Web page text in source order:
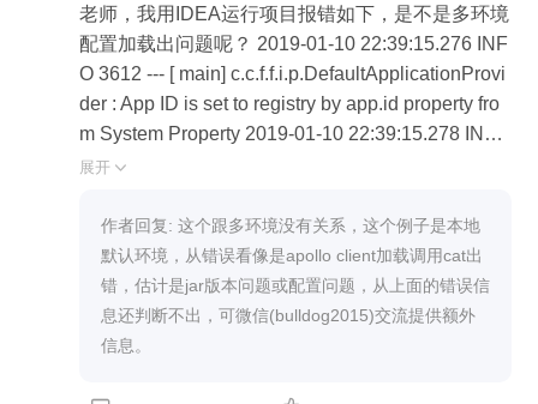
老师，我用IDEA运行项目报错如下，是不是多环境
配置加载出问题呢？ 2019-01-10 22:39:15.276 INF
O 3612 --- [ main] c.c.f.f.i.p.DefaultApplicationProvi
der : App ID is set to registry by app.id property fro
m System Property 2019-01-10 22:39:15.278 INFO
3612 --- [ main] c.c.f.f.i.p.DefaultServerProvider : E
e in either (1) JVM system property 'env', (2) OS en
v variable 'ENV' nor (3) property 'env' from the prop
erties InputStream. 2019-01-10 22:39:15.303 INFO
3612 --- [ main] c.c.f.a.i.DefaultMetaServerProvider
: Located meta services from apollo.meta configura
展开 
作者回复: 这个跟多环境没有关系，这个例子是本地
默认环境，从错误看像是apollo client加载调用cat出
错，估计是jar版本问题或配置问题，从上面的错误信
息还判断不出，可微信(bulldog2015)交流提供额外
信息。